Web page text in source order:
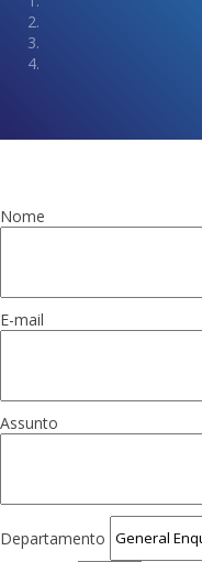
Nome
E-mail
Assunto
Departamento